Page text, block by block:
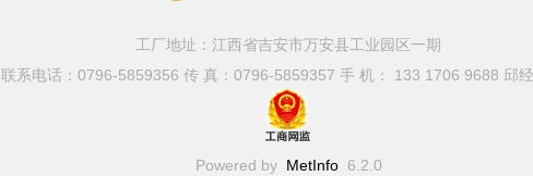
工厂地址：江西省吉安市万安县工业园区一期
联系电话：0796-5859356 传 真：0796-5859357 手 机： 133 1706 9688 邱
Powered by MetInfo6.2.0